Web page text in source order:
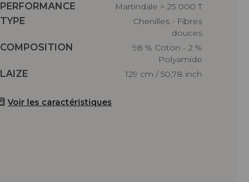
Caractéristiques
PERFORMANCE
Martindale > 25 000 T
Caractéristiques
TYPE
Chenilles - Fibres
douces
Caractéristiques
COMPOSITION
98 % Coton - 2 %
Polyamide
Caractéristiques
LAIZE 129 cm / 50,78 inch
Voir les caractéristiques